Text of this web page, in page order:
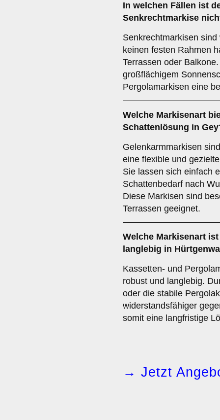
In welchen Fällen ist
Senkrechtmarkise
Senkrechtmarkisen
keinen festen Rahmen
Terrassen oder
großflächigem
Pergolamarkisen eine
Welche Markisenart
Schattenlösung in
Gelenkarmmarkisen
eine flexible und
Sie lassen sich einfach
Schattenbedarf nach
Diese Markisen sind
Terrassen geeignet.
Welche Markisenart
langlebig in
Kassetten- und
robust und langlebig.
oder die stabile
widerstandsfähiger
somit eine langfristige
→ Jetzt